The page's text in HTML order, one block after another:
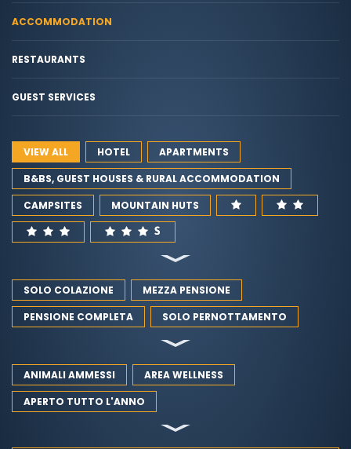
ACCOMMODATION
RESTAURANTS
GUEST SERVICES
VIEW ALL HOTEL
APARTMENTS
B&BS, GUEST HOUSES & RURAL ACCOMMODATION
CAMPSITES
MOUNTAIN HUTS
SOLO COLAZIONE
MEZZA PENSIONE
PENSIONE COMPLETA
SOLO PERNOTTAMENTO
ANIMALI AMMESSI
AREA WELLNESS
APERTO TUTTO L'ANNO